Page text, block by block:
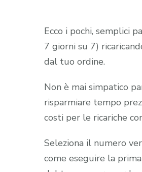
Ecco i pochi, semplici
7 giorni su 7)
dal tuo ordine.
Non è mai simpatico
risparmiare tempo
costi per le ricariche
Seleziona il numero
come eseguire la